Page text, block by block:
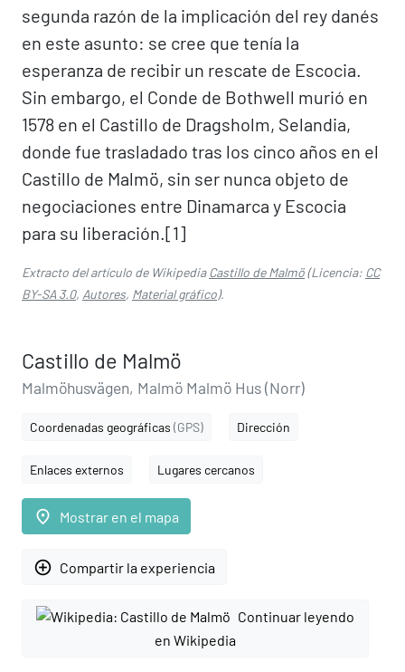
segunda razón de la implicación del rey danés
en este asunto: se cree que tenía la
esperanza de recibir un rescate de Escocia.
Sin embargo, el Conde de Bothwell murió en
1578 en el Castillo de Dragsholm, Selandia,
donde fue trasladado tras los cinco años en el
Castillo de Malmö, sin ser nunca objeto de
negociaciones entre Dinamarca y Escocia
para su liberación.[1]​
Extracto del artículo de WikipediaCastillo de Malmö(Licencia: CC
BY-SA 3.0, Autores, Material gráfico).
Castillo de Malmö
Malmöhusvägen, Malmö Malmö Hus (Norr)
Coordenadas geográficas (GPS) Dirección
Enlaces externos Lugares cercanos
place Mostrar en el mapa
add_circle_outline Compartir la experiencia
Continuar leyendo
en Wikipedia